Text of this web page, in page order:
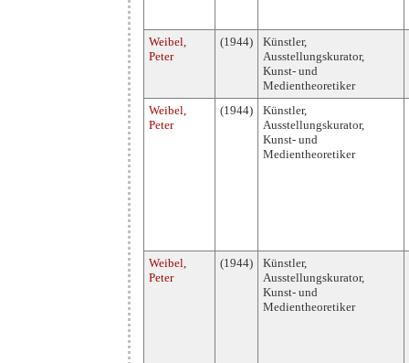
Weibel,
Peter
(1944)
Künstler,
Ausstellungskurator,
Kunst- und
Medientheoretiker
Weibel,
Peter
(1944)
Künstler,
Ausstellungskurator,
Kunst- und
Medientheoretiker
Weibel,
Peter
(1944)
Künstler,
Ausstellungskurator,
Kunst- und
Medientheoretiker